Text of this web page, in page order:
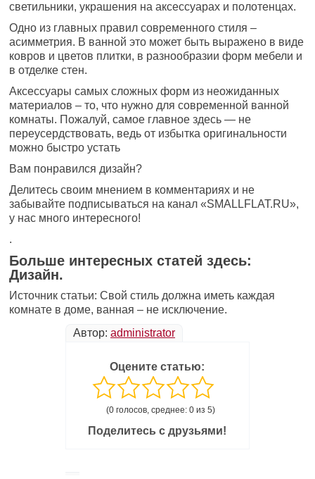
светильники, украшения на аксессуарах и полотенцах.
Одно из главных правил современного стиля –
асимметрия. В ванной это может быть выражено в виде
ковров и цветов плитки, в разнообразии форм мебели и
в отделке стен.
Аксессуары самых сложных форм из неожиданных
материалов – то, что нужно для современной ванной
комнаты. Пожалуй, самое главное здесь — не
переусердствовать, ведь от избытка оригинальности
можно быстро устать
Вам понравился дизайн?
Делитесь своим мнением в комментариях и не
забывайте подписываться на канал «SMALLFLAT.RU»,
у нас много интересного!
.
Больше интересных статей здесь:
Дизайн.
Источник статьи: Свой стиль должна иметь каждая
комнате в доме, ванная – не исключение.
Автор: administrator
Оцените статью:
(0 голосов, среднее: 0 из 5)
Поделитесь с друзьями!